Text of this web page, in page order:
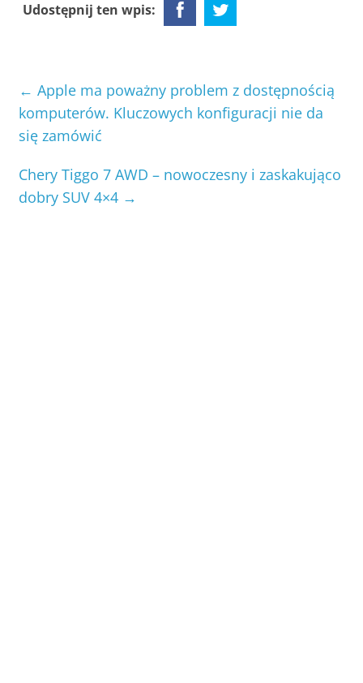
Udostępnij ten wpis:
← Apple ma poważny problem z dostępnością
komputerów. Kluczowych konfiguracji nie da
się zamówić
Chery Tiggo 7 AWD – nowoczesny i zaskakująco
dobry SUV 4×4 →